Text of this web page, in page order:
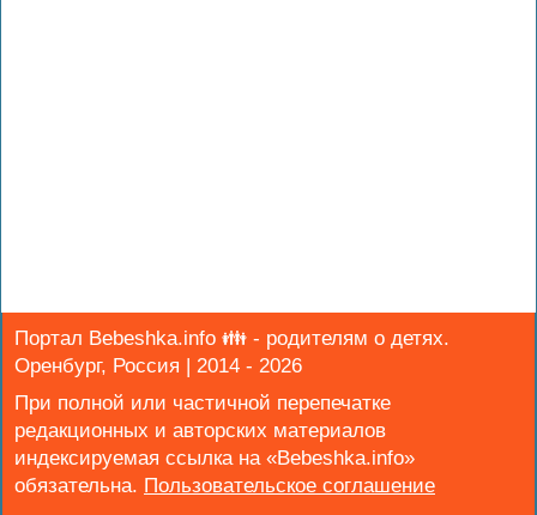
Портал Bebeshka.info 👪 - родителям о детях.
Оренбург, Россия | 2014 - 2026
При полной или частичной перепечатке
редакционных и авторских материалов
индексируемая ссылка на «Bebeshka.info»
обязательна.